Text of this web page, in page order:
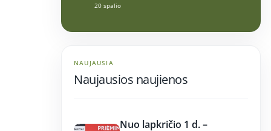
20 spalio
NAUJAUSIA
Naujausios naujienos
Nuo lapkričio 1 d. –